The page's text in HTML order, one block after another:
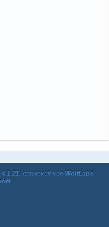
, entwickelt von WoltLab®